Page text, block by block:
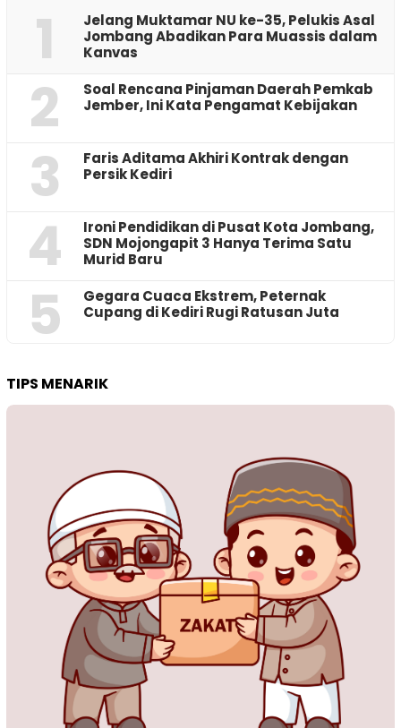
1
Jelang Muktamar NU ke-35, Pelukis Asal
Jombang Abadikan Para Muassis dalam
Kanvas
2
‎Soal Rencana Pinjaman Daerah Pemkab
Jember, Ini Kata Pengamat Kebijakan ‎
3
Faris Aditama Akhiri Kontrak dengan
Persik Kediri
4
Ironi Pendidikan di Pusat Kota Jombang,
SDN Mojongapit 3 Hanya Terima Satu
Murid Baru
5
‎Gegara Cuaca Ekstrem, Peternak
Cupang di Kediri Rugi Ratusan Juta
TIPS MENARIK